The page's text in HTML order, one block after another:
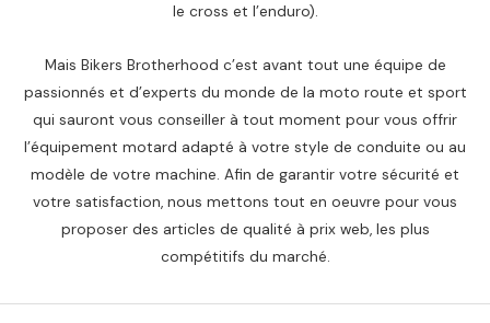
le cross et l’enduro).
Mais Bikers Brotherhood c’est avant tout une équipe de
passionnés et d’experts du monde de la moto route et sport
qui sauront vous conseiller à tout moment pour vous offrir
l’équipement motard adapté à votre style de conduite ou au
modèle de votre machine. Afin de garantir votre sécurité et
votre satisfaction, nous mettons tout en oeuvre pour vous
proposer des articles de qualité à prix web, les plus
compétitifs du marché.